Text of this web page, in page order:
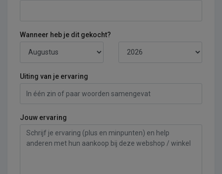
Wanneer heb je dit gekocht?
Uiting van je ervaring
Jouw ervaring